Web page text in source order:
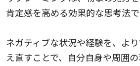
肯定感を高める効果的な思考法で
ネガティブな状況や経験を、よ
え直すことで、自分自身や周囲